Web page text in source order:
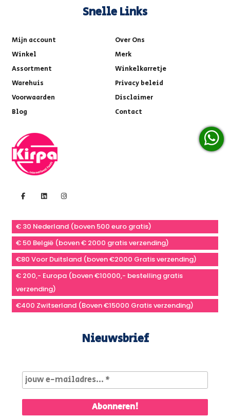
Snelle Links
Mijn account
Over Ons
Winkel
Merk
Assortment
Winkelkarretje
Warehuis
Privacy beleid
Voorwaarden
Disclaimer
Blog
Contact
€ 30 Nederland (boven 500 euro gratis)
€ 50 België (boven € 2000 gratis verzending)
€80 Voor Duitsland (boven €2000 Gratis verzending)
€ 200,- Europa (boven €10000,- bestelling gratis
verzending)
€400 Zwitserland (Boven €15000 Gratis verzending)
Nieuwsbrief